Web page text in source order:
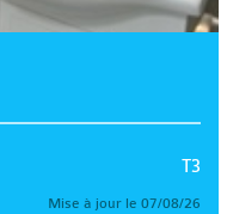
T3
Mise à jour le 07/08/26